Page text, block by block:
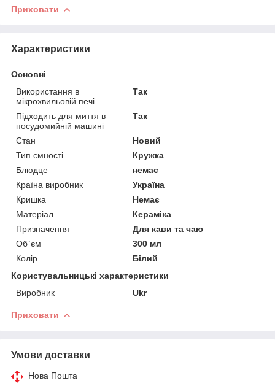
Приховати
Характеристики
Основні
Використання в
мікрохвильовій печі
Так
Підходить для миття в
посудомийній машині
Так
Стан
Новий
Тип ємності
Кружка
Блюдце
немає
Країна виробник
Україна
Кришка
Немає
Матеріал
Кераміка
Призначення
Для кави та чаю
Об`єм
300 мл
Колір
Білий
Користувальницькі характеристики
Виробник
Ukr
Приховати
Умови доставки
Нова Пошта